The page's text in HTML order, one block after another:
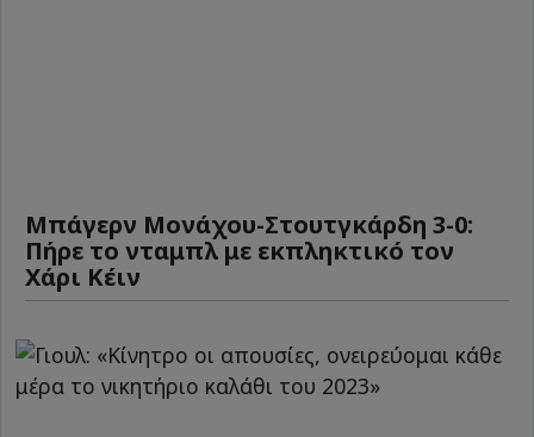
Μπάγερν Μονάχου-Στουτγκάρδη 3-0:
Πήρε το νταμπλ με εκπληκτικό τον
Χάρι Κέιν